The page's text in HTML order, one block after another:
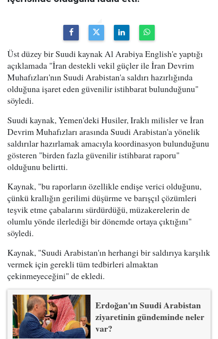
Üst düzey bir Suudi kaynak Al Arabiya English'e yaptığı
açıklamada "İran destekli vekil güçler ile İran Devrim
Muhafızları'nın Suudi Arabistan'a saldırı hazırlığında
olduğuna işaret eden güvenilir istihbarat bulunduğunu"
söyledi.
Suudi kaynak, Yemen'deki Husiler, Iraklı milisler ve İran
Devrim Muhafızları arasında Suudi Arabistan'a yönelik
saldırılar hazırlamak amacıyla koordinasyon bulunduğunu
gösteren "birden fazla güvenilir istihbarat raporu"
olduğunu belirtti.
Kaynak, "bu raporların özellikle endişe verici olduğunu,
çünkü krallığın gerilimi düşürme ve barışçıl çözümleri
teşvik etme çabalarını sürdürdüğü, müzakerelerin de
olumlu yönde ilerlediği bir dönemde ortaya çıktığını"
söyledi.
Kaynak, "Suudi Arabistan'ın herhangi bir saldırıya karşılık
vermek için gerekli tüm tedbirleri almaktan
çekinmeyeceğini" de ekledi.
Erdoğan'ın Suudi Arabistan
ziyaretinin gündeminde neler
var?